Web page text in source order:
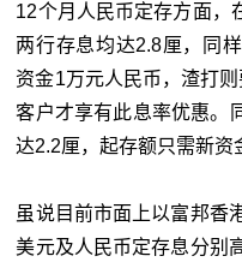
12个月人民币定存方面，
两行存息均达2.8厘，同
资金1万元人民币，渣打
客户才享有此息率优惠。
达2.2厘，起存额只需新资
虽说目前市面上以富邦香
美元及人民币定存息分别